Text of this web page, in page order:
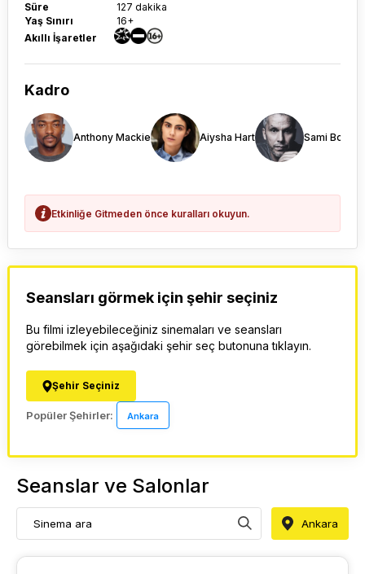
Süre
127 dakika
Yaş Sınırı
16+
Akıllı İşaretler
Kadro
Anthony Mackie Aiysha Hart Sami
Etkinliğe Gitmeden önce kuralları okuyun.
Seansları görmek için şehir seçiniz
Bu filmi izleyebileceğiniz sinemaları ve seansları
görebilmek için aşağıdaki şehir seç butonuna tıklayın.
Şehir Seçiniz
Popüler Şehirler: Ankara
Seanslar ve Salonlar
Ankara